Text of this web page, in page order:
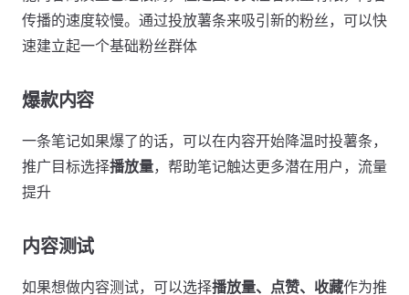
传播的速度较慢。通过投放薯条来吸引新的粉丝，可以快
速建立起一个基础粉丝群体
爆款内容
一条笔记如果爆了的话，可以在内容开始降温时投薯条，
推广目标选择播放量，帮助笔记触达更多潜在用户，流量
提升
内容测试
如果想做内容测试，可以选择播放量、点赞、收藏作为推